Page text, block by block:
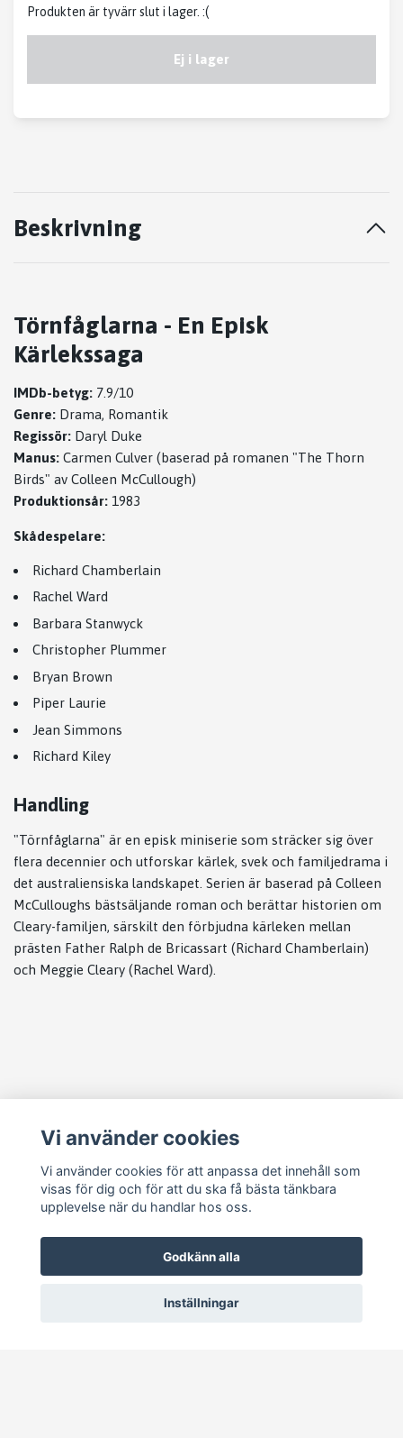
Produkten är tyvärr slut i lager. :(
Ej i lager
Beskrivning
Törnfåglarna - En Episk
Kärlekssaga
IMDb-betyg: 7.9/10
Genre: Drama, Romantik
Regissör: Daryl Duke
Manus: Carmen Culver (baserad på romanen "The Thorn
Birds" av Colleen McCullough)
Produktionsår: 1983
Skådespelare:
Richard Chamberlain
Rachel Ward
Barbara Stanwyck
Christopher Plummer
Bryan Brown
Piper Laurie
Jean Simmons
Richard Kiley
Handling
"Törnfåglarna" är en episk miniserie som sträcker sig över
flera decennier och utforskar kärlek, svek och familjedrama i
det australiensiska landskapet. Serien är baserad på Colleen
McCulloughs bästsäljande roman och berättar historien om
Cleary-familjen, särskilt den förbjudna kärleken mellan
prästen Father Ralph de Bricassart (Richard Chamberlain)
och Meggie Cleary (Rachel Ward).
Läs mer
Köpvillkor
Kontakt
Cookie Concent
Vi använder cookies
Vi använder cookies för att anpassa det innehåll som
visas för dig och för att du ska få bästa tänkbara
upplevelse när du handlar hos oss.
Godkänn alla
Inställningar